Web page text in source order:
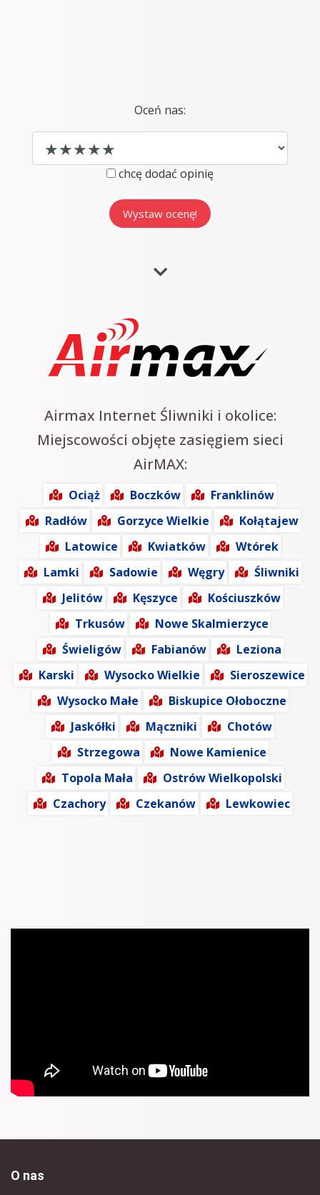
Oceń nas:
chcę dodać opinię
Airmax Internet Śliwniki i okolice:
Miejscowości objęte zasięgiem sieci
AirMAX:
Ociąż Boczków
Franklinów
Radłów
Gorzyce Wielkie
Kołątajew
Latowice
Kwiatków
Wtórek
Lamki
Sadowie Węgry
Śliwniki
Jelitów
Kęszyce
Kościuszków
Trkusów
Nowe Skalmierzyce
Świeligów
Fabianów
Leziona
Karski
Wysocko Wielkie
Sieroszewice
Wysocko Małe
Biskupice Ołoboczne
Jaskółki
Mączniki
Chotów
Strzegowa
Nowe Kamienice
Topola Mała
Ostrów Wielkopolski
Czachory
Czekanów Lewkowiec
O nas